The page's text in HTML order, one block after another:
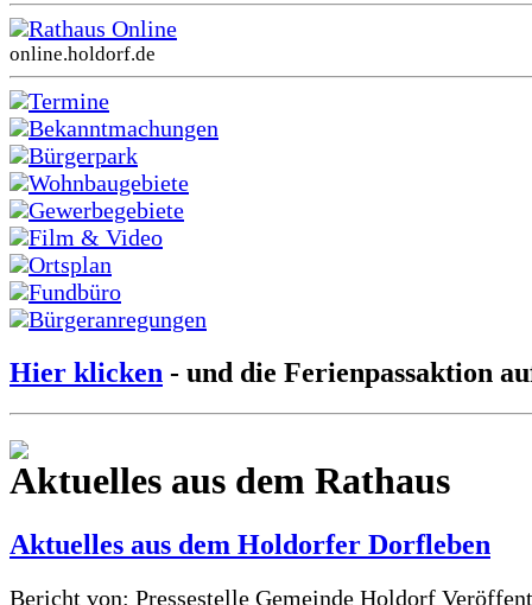
Rathaus Online
online.holdorf.de
Termine
Bekanntmachungen
Bürgerpark
Wohnbaugebiete
Gewerbegebiete
Film & Video
Ortsplan
Fundbüro
Bürgeranregungen
Hier klicken - und die Ferienpassaktion
Aktuelles aus dem Rathaus
Aktuelles aus dem Holdorfer Dorfleben
Bericht von: Pressestelle Gemeinde Holdorf